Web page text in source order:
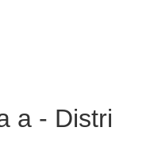
a - Distri